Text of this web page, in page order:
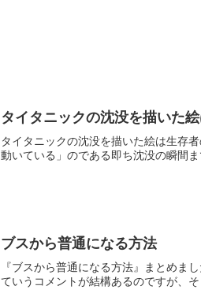
タイタニックの沈没を描いた
タイタニックの沈没を描いた絵は生存
動いている」のである即ち沈没の瞬間
ブスから普通になる方法
『ブスから普通になる方法』まとめ
ていうコメントが結構あるのですが、そ